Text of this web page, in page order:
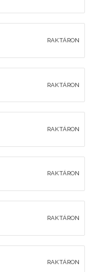
RAKTÁRON
RAKTÁRON
RAKTÁRON
RAKTÁRON
RAKTÁRON
RAKTÁRON